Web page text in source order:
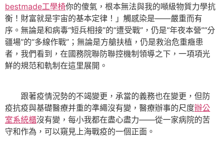
bestmade工學椅你的傻氣，根本無法與我的噸級物質力學抗
衡！財富就是宇宙的基本定律！」觸感染是——嚴重而有
序。無論是和病毒“短兵相接”的“遭受戰”，仍是“年夜本營”“分
疆場”的“多線作戰”；無論是方艙扶植，仍是救治危重癥患
者，我們看到，在國務院聯防聯控機制領導之下，一項項光
鮮的規范和軌制在這里展開。
跟著疫情況勢的不竭變更，承當的義務也在變更，但防
疫抗疫與基礎醫療并重的準繩沒有變，醫療辦事的尺度辦公
室系統櫃沒有變，每小我都在盡心盡力——從一家病院的苦
守和作為，可以窺見上海戰疫的一個正面。